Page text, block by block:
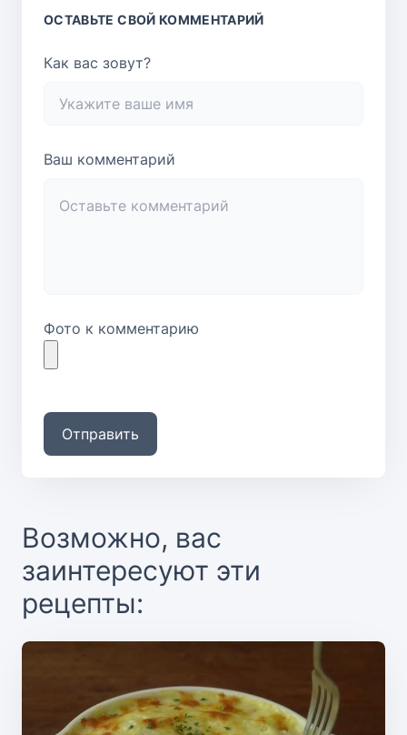
ОСТАВЬТЕ СВОЙ КОММЕНТАРИЙ
Как вас зовут?
Ваш комментарий
Фото к комментарию
Отправить
Возможно, вас
заинтересуют эти
рецепты: